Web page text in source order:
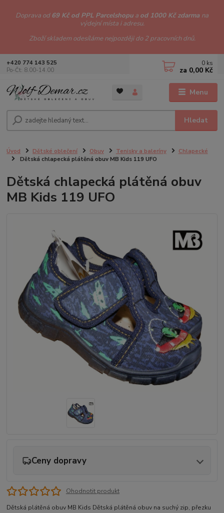
Doprava od69 Kč od PPL Parcelshopu a od 1000 Kč zdarma na
výdejní místa i adresu.
Zboží skladem odesíláme nejpozději do 2 pracovních dnů.
Menu
Hledat
+420 774 143 525
Po-Čt: 8.00-14.00
0 ks
za 0,00 Kč
Úvod Dětské oblečení Obuv Tenisky a baleríny
Chlapecké
Dětská chlapecká plátěná obuv MB Kids 119 UFO
Dětská chlapecká plátěná obuv
MB Kids 119 UFO
Ceny dopravy
Ohodnotit produkt
Dětská plátěná obuv MB Kids Dětská plátěná obuv na suchý zip, přezku